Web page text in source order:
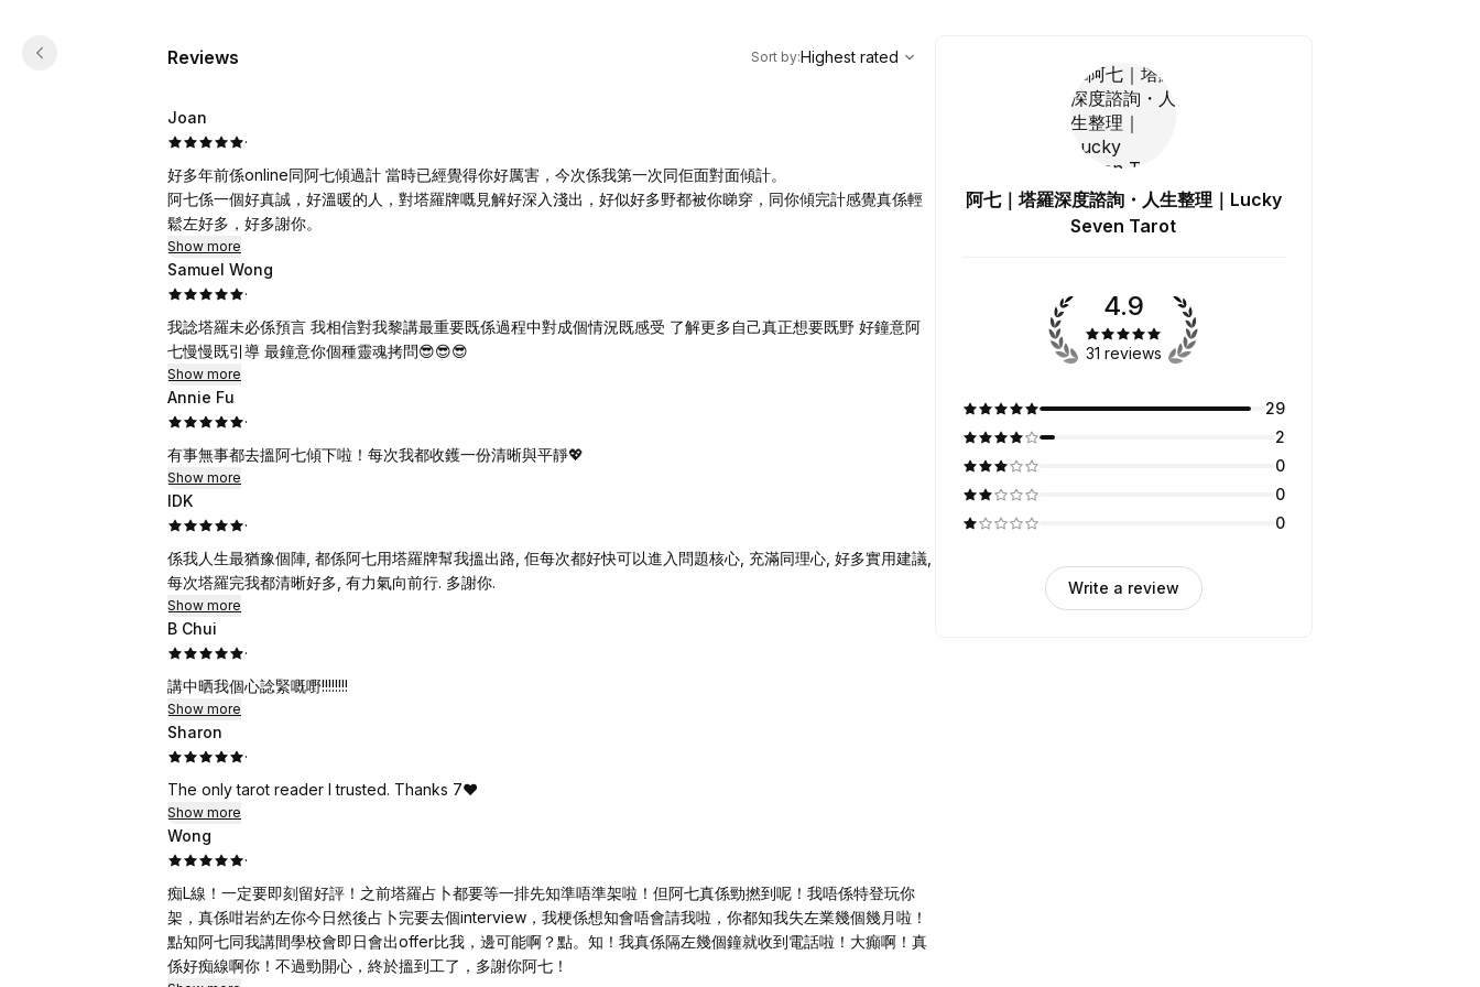
Reviews
Highest rated
Sort by:Highest rated
Joan
·
好多年前係online同阿七傾過計 當時已經覺得你好厲害，今次係我第一次同佢面對面傾計。
阿七係一個好真誠，好溫暖的人，對塔羅牌嘅見解好深入淺出，好似好多野都被你睇穿，同你傾完計感覺真係輕
鬆左好多，好多謝你。
Show more
Samuel Wong
·
我諗塔羅未必係預言 我相信對我黎講最重要既係過程中對成個情況既感受 了解更多自己真正想要既野 好鐘意阿
七慢慢既引導 最鐘意你個種靈魂拷問😎😎😎
Show more
Annie Fu
·
有事無事都去搵阿七傾下啦！每次我都收鑊一份清晰與平靜💖
Show more
IDK
·
係我人生最猶豫個陣, 都係阿七用塔羅牌幫我搵出路, 佢每次都好快可以進入問題核心, 充滿同理心, 好多實用建議,
每次塔羅完我都清晰好多, 有力氣向前行. 多謝你.
Show more
B Chui
·
講中晒我個心諗緊嘅嘢!!!!!!!!
Show more
Sharon
·
The only tarot reader I trusted. Thanks 7❤️
Show more
Wong
·
痴L線！一定要即刻留好評！之前塔羅占卜都要等一排先知準唔準架啦！但阿七真係勁撚到呢！我唔係特登玩你
架，真係咁岩約左你今日然後占卜完要去個interview，我梗係想知會唔會請我啦，你都知我失左業幾個幾月啦！
點知阿七同我講間學校會即日會出offer比我，邊可能啊？點。知！我真係隔左幾個鐘就收到電話啦！大癲啊！真
係好痴線啊你！不過勁開心，終於搵到工了，多謝你阿七！
阿七｜塔羅深度諮詢・人生整理｜Lucky
Seven Tarot
4.9
31 reviews
29
2
0
0
0
Write a review